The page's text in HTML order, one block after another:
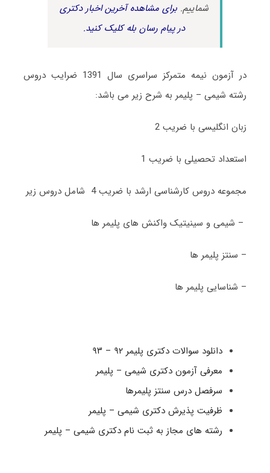
شماییم.برای مشاهده آخرین اخبار دکتری
در پیام رسان بله کلیک کنید.
در آزمون نیمه متمرکز سراسری سال 1391 ضرایب دروس
رشته شیمی – پلیمر به شرح زیر می باشد:
زبان انگلیسی با ضریب 2
استعداد تحصیلی با ضریب 1
مجموعه دروس کارشناسی ارشد با ضریب 4 شامل دروس زیر
– شیمی و سینیتیک واکنش های پلیمر ها
– سنتز پلیمر ها
– شناسایی پلیمر ها
دانلود سوالات دکتری پلیمر ۹۲ – ۹۳
معرفی آزمون دکتری شیمی – پلیمر
سرفصل درس سنتز پلیمرها
ظرفیت پذیرش دکتری شیمی – پلیمر
رشته های مجاز به ثبت نام دکتری شیمی – پلیمر